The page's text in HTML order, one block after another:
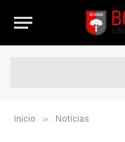
Início » Notícias